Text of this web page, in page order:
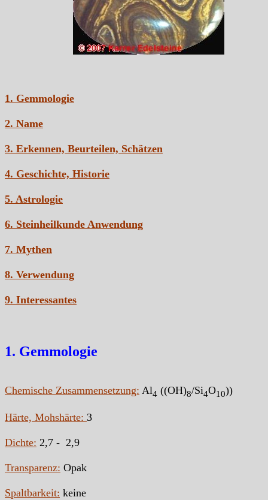
1. Gemmologie
2. Name
3. Erkennen, Beurteilen, Schätzen
4. Geschichte, Historie
5. Astrologie
6. Steinheilkunde Anwendung
7. Mythen
8. Verwendung
9. Interessantes
1. Gemmologie
Chemische Zusammensetzung: Al4 ((OH)8/Si4O10))
Härte, Mohshärte: 3
Dichte: 2,7 - 2,9
Transparenz: Opak
Spaltbarkeit: keine